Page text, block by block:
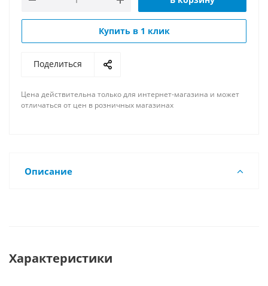
Купить в 1 клик
Поделиться
Цена действительна только для интернет-магазина и может
отличаться от цен в розничных магазинах
Описание
Характеристики